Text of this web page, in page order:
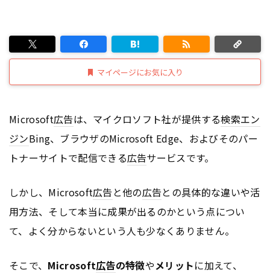
マイページにお気に入り
Microsoft広告は、マイクロソフト社が提供する検索エン
ジンBing、ブラウザのMicrosoft Edge、およびそのパー
トナーサイトで配信できる広告サービスです。
しかし、Microsoft広告 と他の広告との具体的な違いや活
用方法、そして本当に成果が出るのかという点につい
て、よく分からないという人も少なくありません。
そこで、 Microsoft広告の特徴やメリットに加えて、